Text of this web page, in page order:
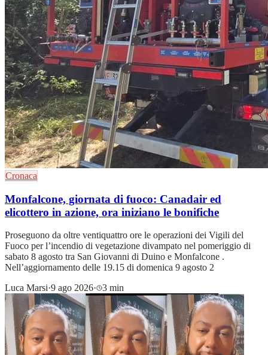
Cronaca
Monfalcone, giornata di fuoco: Canadair ed
elicottero in azione, ora iniziano le bonifiche
Proseguono da oltre ventiquattro ore le operazioni dei Vigili del
Fuoco per l’incendio di vegetazione divampato nel pomeriggio di
sabato 8 agosto tra San Giovanni di Duino e Monfalcone .
Nell’aggiornamento delle 19.15 di domenica 9 agosto 2
Luca Marsi·9 ago 2026· 3 min